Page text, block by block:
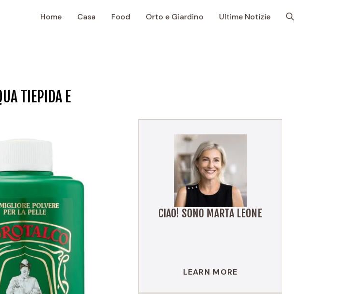
Home Casa Food Orto e Giardino Ultime Notizie
TIEPIDA E
CIAO! SONO MARTA LEONE
LEARN MORE